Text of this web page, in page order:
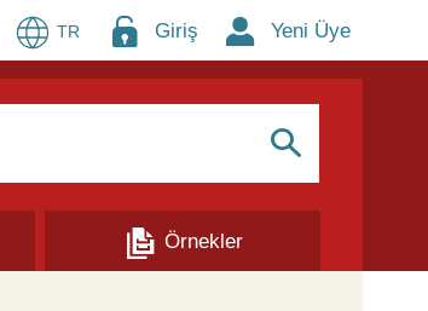
TR Giriş Yeni Üye
S
Örnekler